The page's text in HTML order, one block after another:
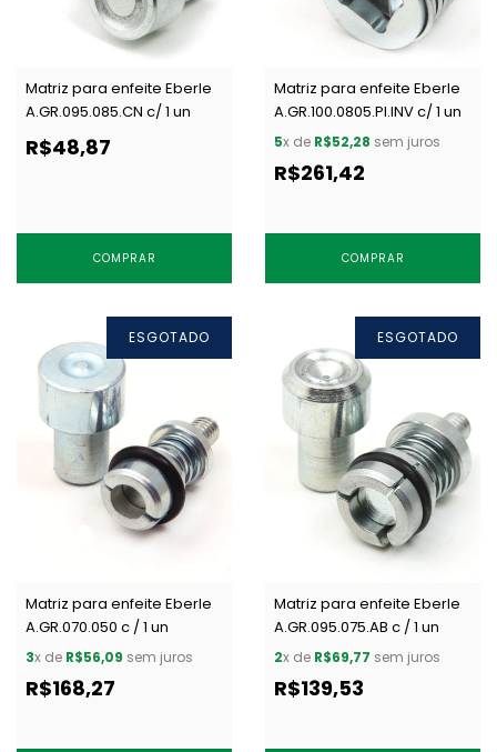
Matriz para enfeite Eberle
A.GR.095.085.CN c/ 1 un
R$48,87
COMPRAR
Matriz para enfeite Eberle
A.GR.100.0805.PI.INV c/ 1 un
5x de R$52,28 sem juros
R$261,42
COMPRAR
ESGOTADO
Matriz para enfeite Eberle
A.GR.070.050 c / 1 un
3x de R$56,09 sem juros
R$168,27
ESGOTADO
Matriz para enfeite Eberle
A.GR.095.075.AB c / 1 un
2x de R$69,77 sem juros
R$139,53